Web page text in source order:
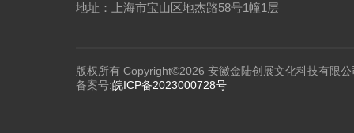
地址：上海市宝山区地杰路58号1幢1层
版权所有 Copyright©2026 安徽金陆创展文化科技有限公
备案号:皖ICP备2023000728号